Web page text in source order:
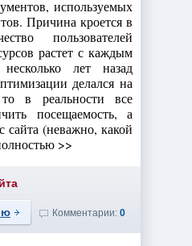
используемых
Причина кроется в
пользователей
растет с каждым
лет назад
делался на
в реальности все
посещаемость, а
(неважно, какой
>>
Комментарии: 0